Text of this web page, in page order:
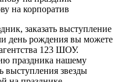
заказать выступление
день рождения вы можете
123 ШОУ.
праздника нашему
выступления звезды